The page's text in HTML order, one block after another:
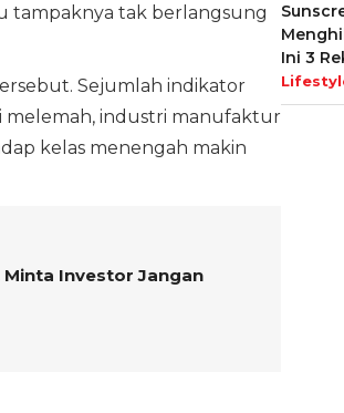
tampaknya tak berlangsung
Sejumlah indikator
melemah, industri manufaktur
kelas menengah makin
Minta Investor Jangan
Ini 3